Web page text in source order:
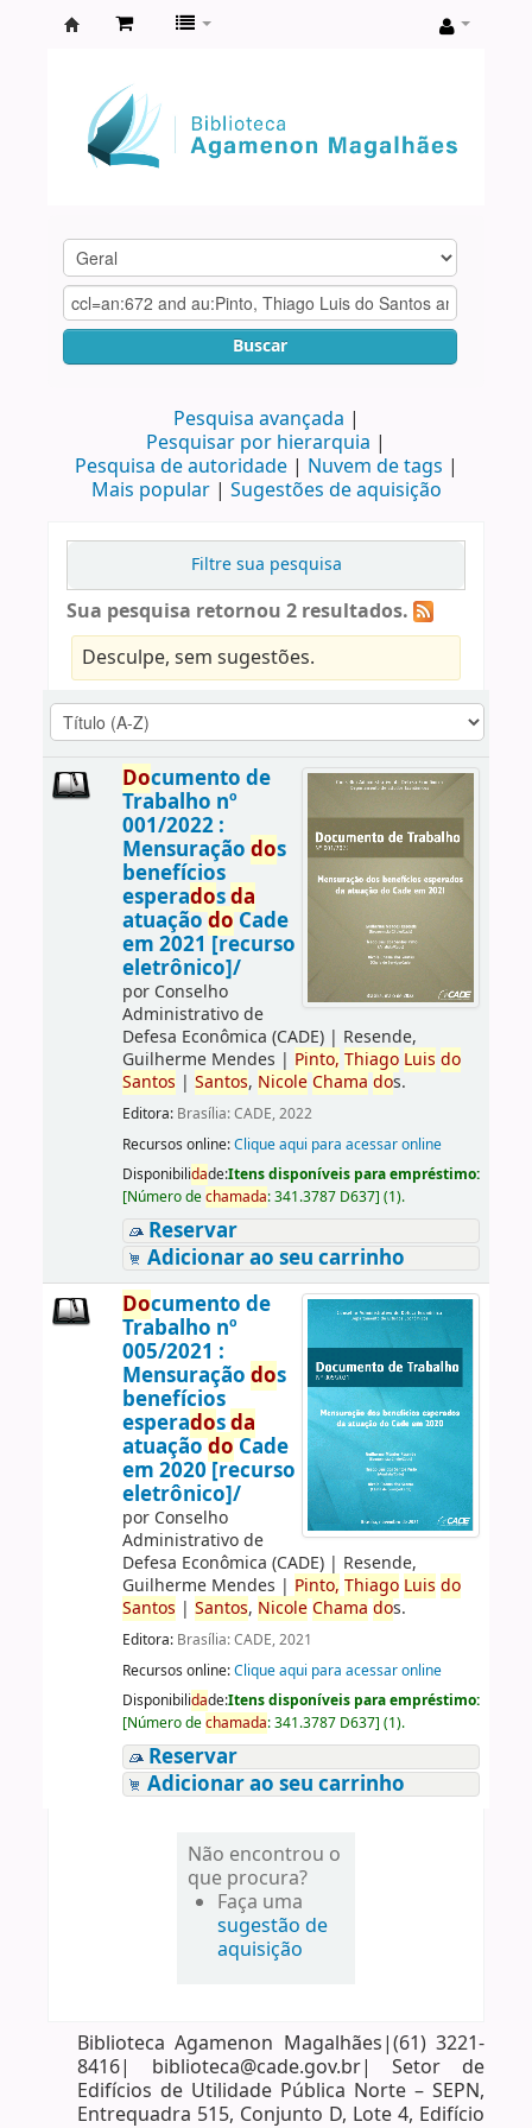
Agamenon
Magalhães
Buscar
Pesquisa avançada
Pesquisar por hierarquia
Pesquisa de autoridade
Nuvem de tags
Mais popular
Sugestões de aquisição
Filtre sua pesquisa
Sua pesquisa retornou 2 resultados.
Desculpe, sem sugestões.
Documento de
Trabalho nº
001/2022 :
Mensuração dos
benefícios
esperadosda
atuaçãodoCade
em 2021 [recurso
eletrônico]/
por Conselho
Administrativo de
Defesa Econômica (CADE)| Resende,
Guilherme Mendes | Pinto, Thiago Luis do
Santos | Santos, Nicole Chama dos.
Editora: Brasília: CADE, 2022
Recursos online:Clique aqui para acessar online
Disponibilidade:Itens disponíveis para empréstimo:
[Número dechamada:341.3787 D637] (1).
Reservar
Adicionar ao seu carrinho
Documento de
Trabalho nº
005/2021 :
Mensuração dos
benefícios
esperadosda
atuaçãodoCade
em 2020 [recurso
eletrônico]/
por Conselho
Administrativo de
Defesa Econômica (CADE)| Resende,
Guilherme Mendes | Pinto, Thiago Luis do
Santos | Santos, Nicole Chama dos.
Editora: Brasília: CADE, 2021
Recursos online:Clique aqui para acessar online
Disponibilidade:Itens disponíveis para empréstimo:
[Número dechamada:341.3787 D637] (1).
Reservar
Adicionar ao seu carrinho
Não encontrou o
que procura?
Faça uma
sugestão de
aquisição
Biblioteca Agamenon Magalhães|(61) 3221-
8416| biblioteca@cade.gov.br| Setor de
Edifícios de Utilidade Pública Norte – SEPN,
Entrequadra 515, Conjunto D, Lote 4, Edifício